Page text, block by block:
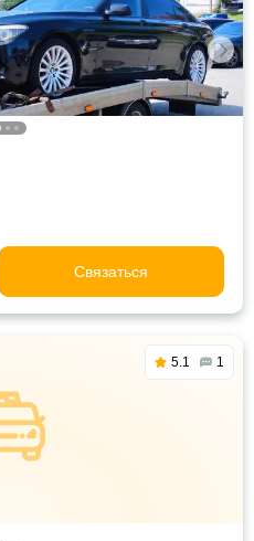
Связаться
5.1 1